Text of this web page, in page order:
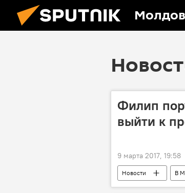
Филип
выйти к
9 марта 2017, 19:58
Новости В
Павел Филип